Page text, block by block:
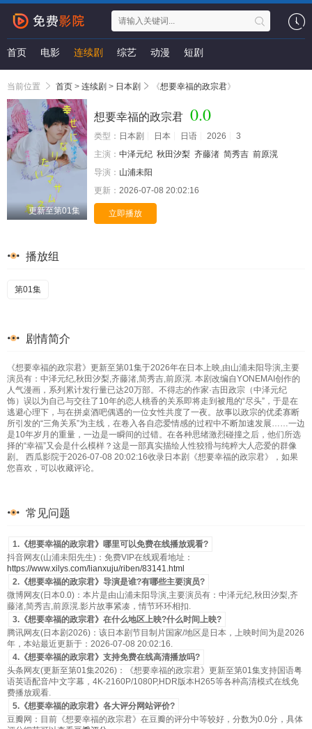
首页 电影 连续剧 综艺 动漫 短剧
当前位置 首页 > 连续剧 > 日本剧 《想要幸福的政宗君》
更新至第01集
想要幸福的政宗君 0.0
类型： 日本剧 日本 日语 2026
3
主演： 中泽元纪 秋田汐梨 齐藤渚 简秀吉 前原滉
导演： 山浦未阳
更新： 2026-07-08 20:02:16
立即播放
播放组
第01集
剧情简介
《想要幸福的政宗君》更新至第01集于2026年在日本上映,由山浦未阳导演,主要
演员有：中泽元纪,秋田汐梨,齐藤渚,简秀吉,前原滉. 本剧改编自YONEMAI创作的
人气漫画，系列累计发行量已达20万部。不得志的作家·吉田政宗（中泽元纪
饰）误以为自己与交往了10年的恋人桃香的关系即将走到被甩的“尽头”，于是在
逃避心理下，与在拼桌酒吧偶遇的一位女性共度了一夜。故事以政宗的优柔寡断
所引发的“三角关系”为主线，在卷入各自恋爱情感的过程中不断加速发展……一边
是10年岁月的重量，一边是一瞬间的过错。在各种思绪激烈碰撞之后，他们所选
择的“幸福”又会是什么模样？这是一部真实描绘人性狡猾与纯粹大人恋爱的群像
剧。 西瓜影院于2026-07-08 20:02:16收录日本剧《想要幸福的政宗君》，如果
您喜欢，可以收藏评论。
常见问题
1.《想要幸福的政宗君》哪里可以免费在线播放观看?
抖音网友(山浦未阳先生)：免费VIP在线观看地址：
https://www.xilys.com/lianxuju/riben/83141.html
2.《想要幸福的政宗君》导演是谁?有哪些主要演员?
微博网友(日本0.0)：本片是由山浦未阳导演,主要演员有：中泽元纪,秋田汐梨,齐
藤渚,简秀吉,前原滉.影片故事紧凑，情节环环相扣.
3.《想要幸福的政宗君》在什么地区上映?什么时间上映?
腾讯网友(日本剧2026)：该日本剧节目制片国家/地区是日本，上映时间为是2026
年，本站最近更新于：2026-07-08 20:02:16.
4.《想要幸福的政宗君》支持免费在线高清播放吗?
头条网友(更新至第01集2026)：《想要幸福的政宗君》更新至第01集支持国语粤
语英语配音/中文字幕，4K-2160P/1080P,HDR版本H265等各种高清模式在线免
费播放观看.
5.《想要幸福的政宗君》各大评分网站评价?
豆瓣网：目前《想要幸福的政宗君》在豆瓣的评分中等较好，分数为0.0分，具体